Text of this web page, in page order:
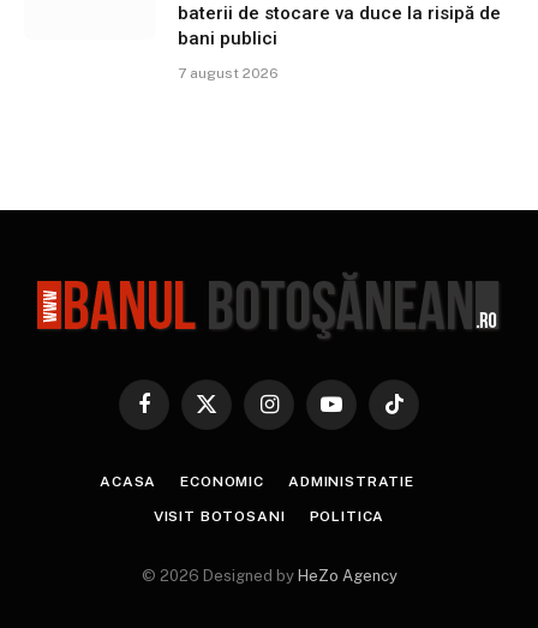
baterii de stocare va duce la risipă de
bani publici
7 august 2026
Facebook
X
InstagramYouTubeTikTok
ACASA ECONOMIC ADMINISTRATIE
VISIT BOTOSANI POLITICA
© 2026 Designed by HeZo Agency